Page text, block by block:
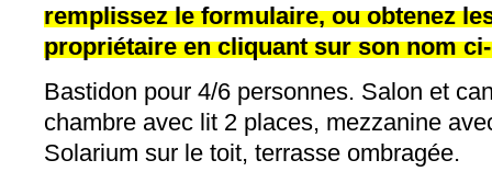
remplissez le formulaire, ou obtenez
propriétaire en cliquant sur son nom
Bastidon pour 4/6 personnes. Salon et
chambre avec lit 2 places, mezzanine
Solarium sur le toit, terrasse ombragée.